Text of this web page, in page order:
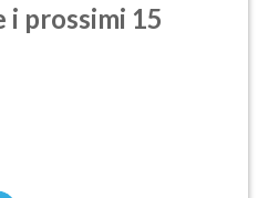
i prossimi 15